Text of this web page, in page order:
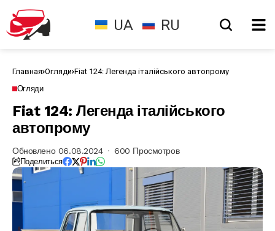
UA RU
Главная Огляди Fiat 124: Легенда італійського автопрому
Огляди
Fiat 124: Легенда італійського
автопрому
Обновлено 06.08.2024 600 Просмотров
Поделиться